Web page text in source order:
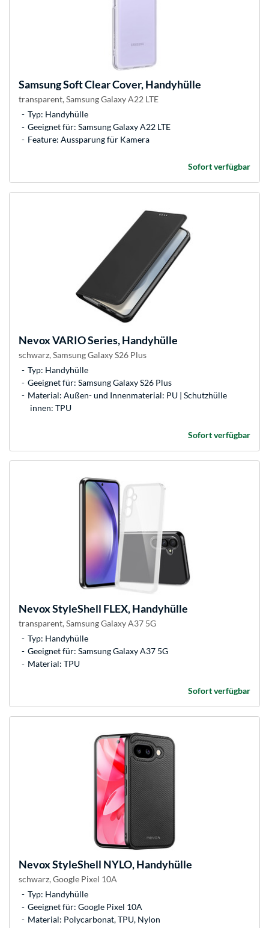
SamsungSoft Clear Cover, Handyhülle
transparent, Samsung Galaxy A22 LTE
Typ: Handyhülle
Geeignet für: Samsung Galaxy A22 LTE
Feature: Aussparung für Kamera
Sofort verfügbar
NevoxVARIO Series, Handyhülle
schwarz, Samsung Galaxy S26 Plus
Typ: Handyhülle
Geeignet für: Samsung Galaxy S26 Plus
Material: Außen- und Innenmaterial: PU | Schutzhülle
innen: TPU
Sofort verfügbar
NevoxStyleShell FLEX, Handyhülle
transparent, Samsung Galaxy A37 5G
Typ: Handyhülle
Geeignet für: Samsung Galaxy A37 5G
Material: TPU
Sofort verfügbar
NevoxStyleShell NYLO, Handyhülle
schwarz, Google Pixel 10A
Typ: Handyhülle
Geeignet für: Google Pixel 10A
Material: Polycarbonat, TPU, Nylon